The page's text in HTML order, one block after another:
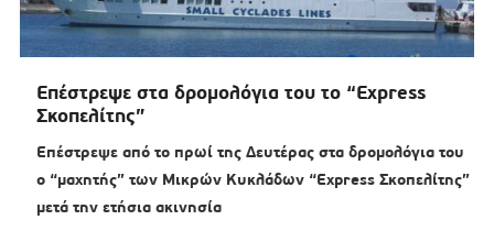
Επέστρεψε στα δρομολόγια του το “Express
Σκοπελίτης”
Επέστρεψε από το πρωί της Δευτέρας στα δρομολόγια του
ο “μαχητής” των Μικρών Κυκλάδων “Express Σκοπελίτης”
μετά την ετήσια ακινησία